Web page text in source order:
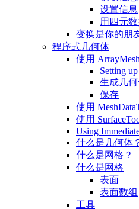
设置信息
用四元
变换是你的朋
程序式几何体
使用 ArrayMesh
Setting
生成几
保存
使用
使用
Using
什么是几何体
什么是网格？
什么是网格
表面
表面数组
工具